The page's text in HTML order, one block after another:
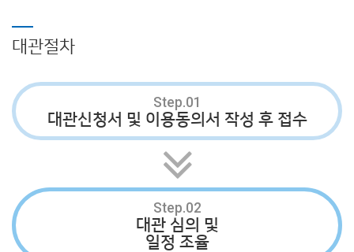
대관절차
Step.01
대관신청서 및 이용동의서 작성 후 접수
Step.02
대관 심의 및
일정 조율